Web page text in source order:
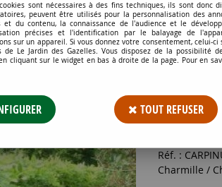
1,85€
Réf. :
Charmille /
sont nécessaires à des fins techniques, ils sont donc
peuvent être utilisés pour la personnalisation des
et du contenu, la connaissance de l'audience et le
précises et l'identification par le balayage de
sur un appareil. Si vous donnez votre consentement, celui-ci
de Le Jardin des Gazelles. Vous disposez de la possibilité
cliquant sur le widget en bas à droite de la page. Pour en
TOUT REFUSER